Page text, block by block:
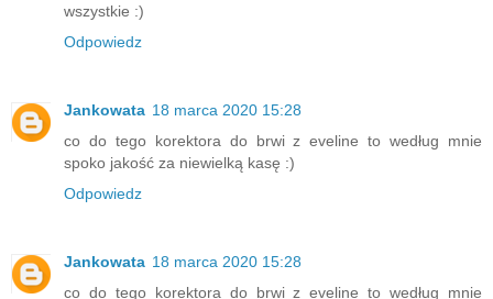
wszystkie :)
Odpowiedz
Jankowata 18 marca 2020 15:28
co do tego korektora do brwi z eveline to według mnie
spoko jakość za niewielką kasę :)
Odpowiedz
Jankowata 18 marca 2020 15:28
co do tego korektora do brwi z eveline to według mnie